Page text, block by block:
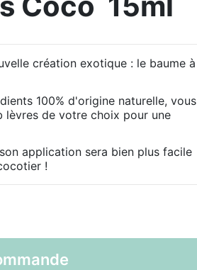
création exotique : le baume à
100% d'origine naturelle, vous
lèvres de votre choix pour une
application sera bien plus facile
!